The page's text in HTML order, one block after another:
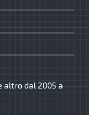
altro dal 2005 a